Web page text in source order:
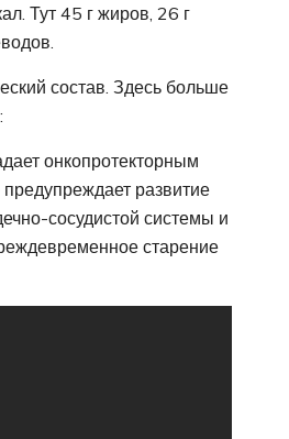
Тут 45 г жиров, 26 г
состав. Здесь больше
онкопротекторным
развитие
сосудистой системы и
старение